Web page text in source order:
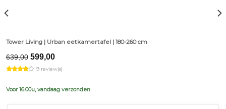
Tower Living | Urban eetkamertafel | 180-260 cm
639,00 Original
price
was:
599,00Current
is:
9 review(s)
Voor 16.00u, vandaag verzonden